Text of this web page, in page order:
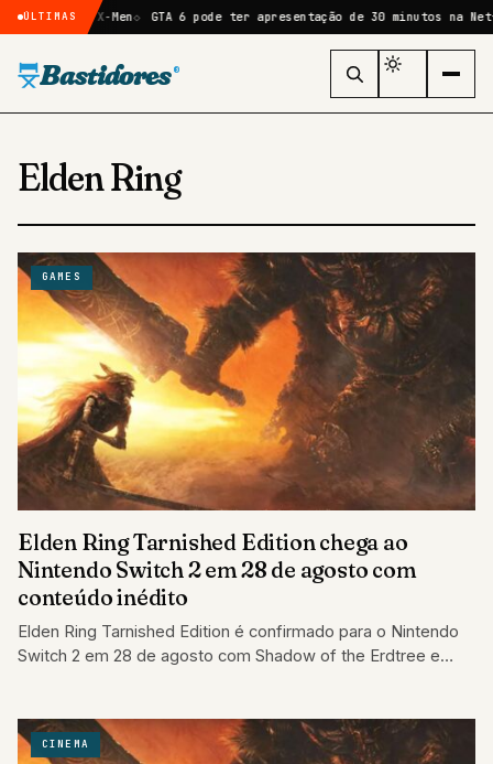
ÚLTIMAS
de X-Men GTA 6 pode ter apresentação de 30 minutos na Netflix,
Bastidores ®
Elden Ring
GAMES
Elden Ring Tarnished Edition chega ao
Nintendo Switch 2 em 28 de agosto com
conteúdo inédito
Elden Ring Tarnished Edition é confirmado para o Nintendo
Switch 2 em 28 de agosto com Shadow of the Erdtree e
CINEMA